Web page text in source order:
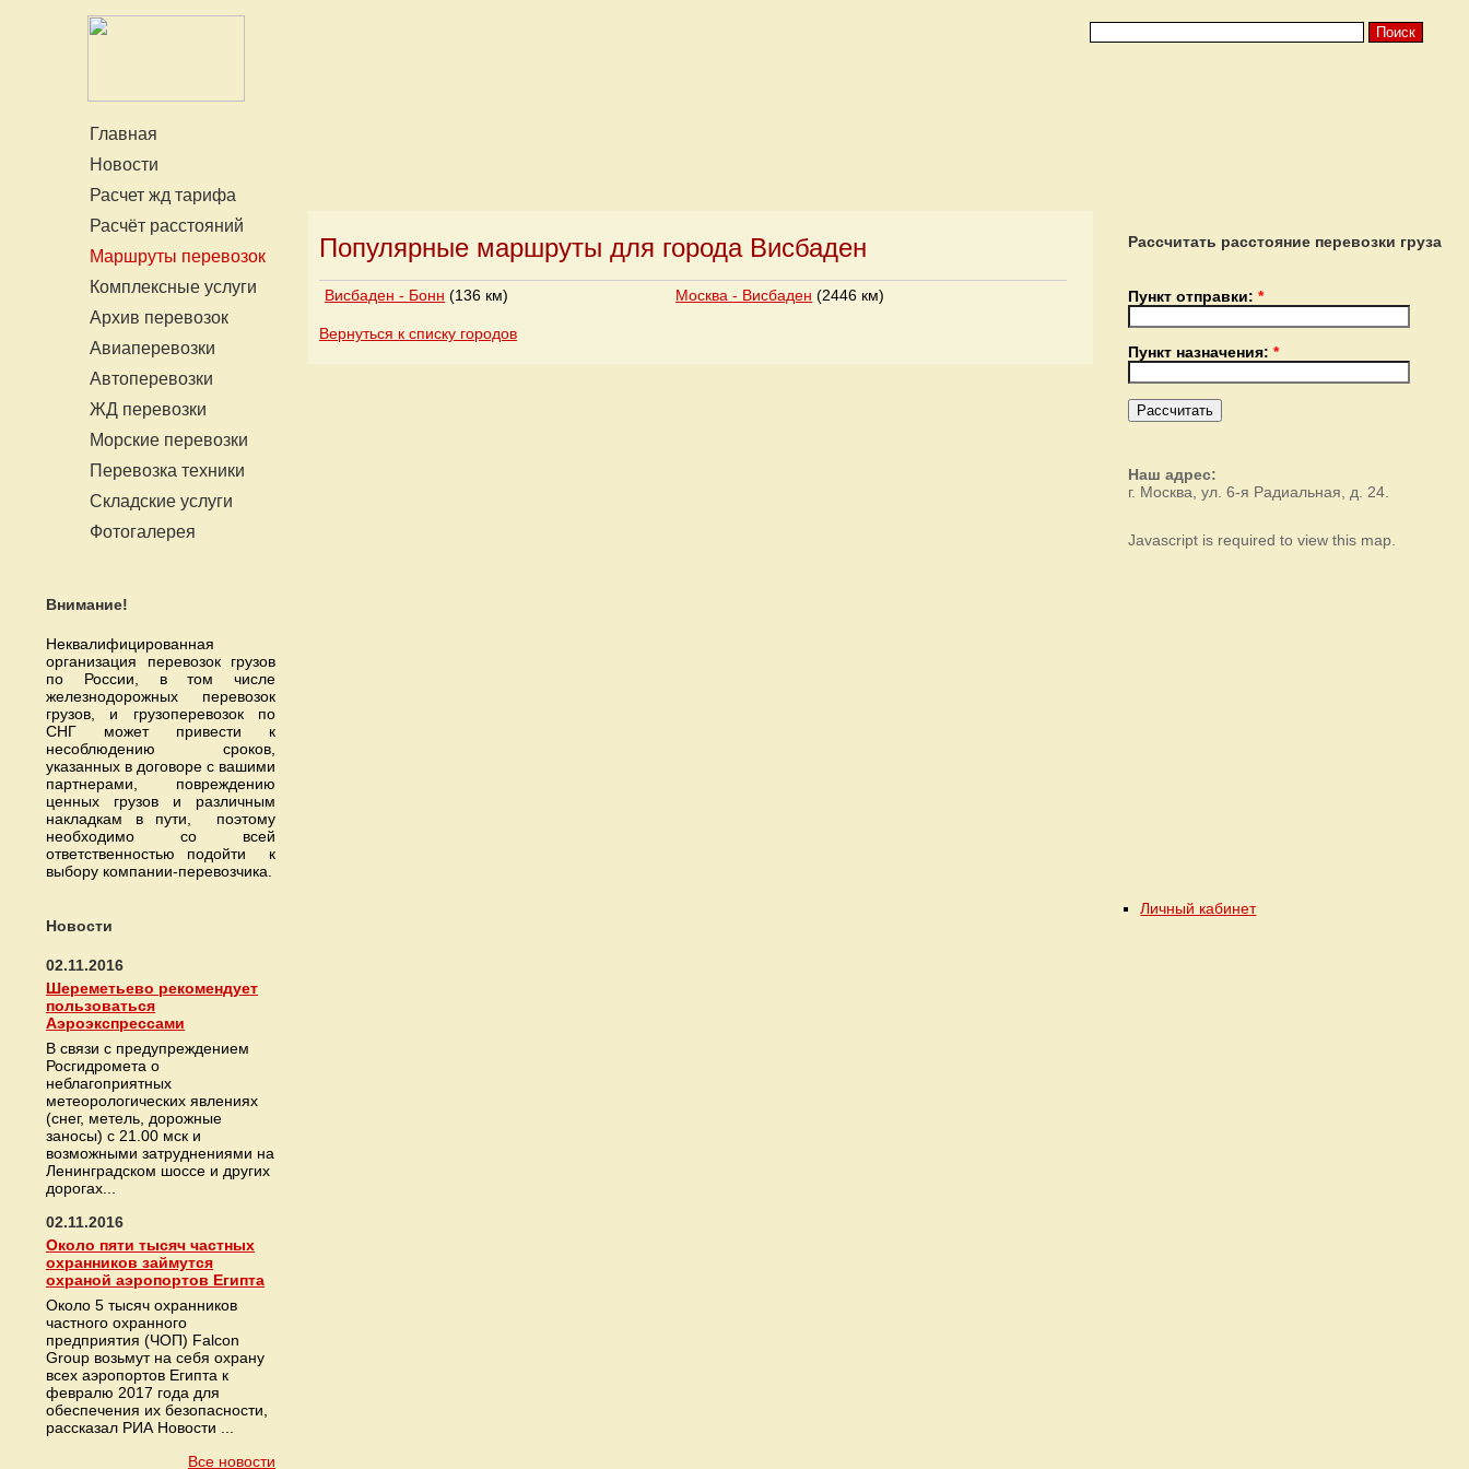
Главная
Новости
Расчет жд тарифа
Расчёт расстояний
Маршруты перевозок
Комплексные услуги
Архив перевозок
Авиаперевозки
Автоперевозки
ЖД перевозки
Морские перевозки
Перевозка техники
Складские услуги
Фотогалерея
Внимание!
Неквалифицированная
организация перевозок грузов
по России, в том числе
железнодорожных перевозок
грузов, и грузоперевозок по
СНГ может привести к
несоблюдению сроков,
указанных в договоре с вашими
партнерами, повреждению
ценных грузов и различным
накладкам в пути, поэтому
необходимо со всей
ответственностью подойти к
выбору компании-перевозчика.
Новости
02.11.2016
Шереметьево рекомендует
пользоваться
Аэроэкспрессами
В связи с предупреждением
Росгидромета о
неблагоприятных
метеорологических явлениях
(снег, метель, дорожные
заносы) с 21.00 мск и
возможными затруднениями на
Ленинградском шоссе и других
дорогах...
02.11.2016
Около пяти тысяч частных
охранников займутся
охраной аэропортов Египта
Около 5 тысяч охранников
частного охранного
предприятия (ЧОП) Falcon
Group возьмут на себя охрану
всех аэропортов Египта к
февралю 2017 года для
обеспечения их безопасности,
рассказал РИА Новости ...
Все новости
Рассчитать расстояние перевозки груза
Пункт отправки:*
Пункт назначения:*
Наш адрес:
г. Москва, ул. 6-я Радиальная, д. 24.
Javascript is required to view this map.
Личный кабинет
Популярные маршруты для города Висбаден
Висбаден - Бонн (136 км) Москва - Висбаден (2446 км)
Вернуться к списку городов